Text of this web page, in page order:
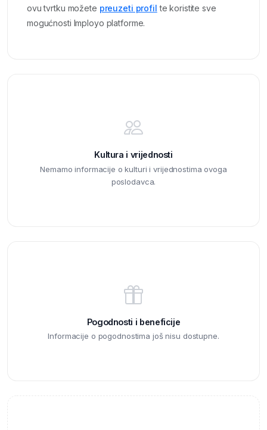
ovu tvrtku možete preuzeti profil te koristite sve
mogućnosti Imployo platforme.
Kultura i vrijednosti
Nemamo informacije o kulturi i vrijednostima ovoga
poslodavca.
Pogodnosti i beneficije
Informacije o pogodnostima još nisu dostupne.